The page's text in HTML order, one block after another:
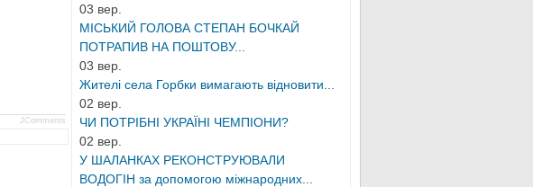
JComments
03 вер.
МІСЬКИЙ ГОЛОВА СТЕПАН БОЧКАЙ
ПОТРАПИВ НА ПОШТОВУ...
03 вер.
Жителі села Горбки вимагають відновити...
02 вер.
ЧИ ПОТРІБНІ УКРАЇНІ ЧЕМПІОНИ?
02 вер.
У ШАЛАНКАХ РЕКОНСТРУЮВАЛИ
ВОДОГІН за допомогою міжнародних...